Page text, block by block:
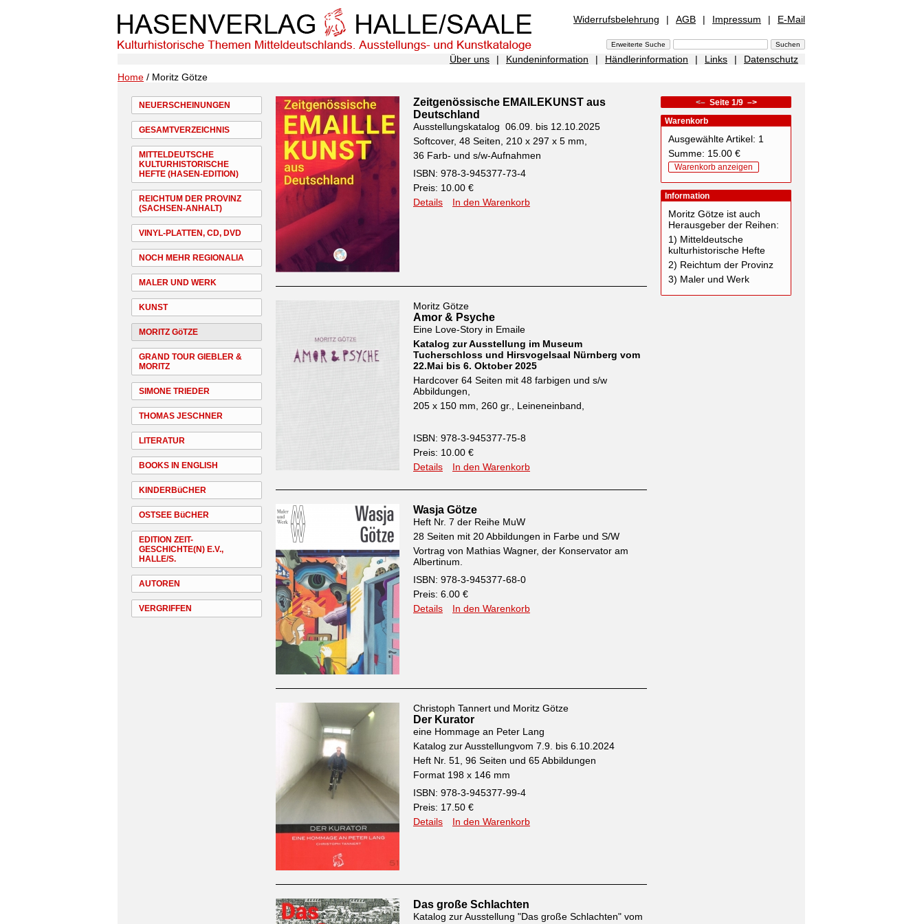
Widerrufsbelehrung | AGB | Impressum | E-Mail
Über uns | Kundeninformation | Händlerinformation | Links |
Datenschutz
Home / Moritz Götze
NEUERSCHEINUNGEN
GESAMTVERZEICHNIS
MITTELDEUTSCHE
KULTURHISTORISCHE
HEFTE (HASEN-EDITION)
REICHTUM DER PROVINZ
(SACHSEN-ANHALT)
VINYL-PLATTEN, CD, DVD
NOCH MEHR REGIONALIA
MALER UND WERK
KUNST
MORITZ GöTZE
GRAND TOUR GIEBLER &
MORITZ
SIMONE TRIEDER
THOMAS JESCHNER
LITERATUR
BOOKS IN ENGLISH
KINDERBüCHER
OSTSEE BüCHER
EDITION ZEIT-
GESCHICHTE(N) E.V.,
HALLE/S.
AUTOREN
VERGRIFFEN
Zeitgenössische EMAILEKUNST aus
Deutschland
Ausstellungskatalog 06.09. bis 12.10.2025
Softcover, 48 Seiten, 210 x 297 x 5 mm,
36 Farb- und s/w-Aufnahmen
ISBN: 978-3-945377-73-4
Preis: 10.00 €
Details
In den Warenkorb
Moritz Götze
Amor & Psyche
Eine Love-Story in Emaile
Katalog zur Ausstellung im Museum
Tucherschloss und Hirsvogelsaal Nürnberg vom
22.Mai bis 6. Oktober 2025
Hardcover 64 Seiten mit 48 farbigen und s/w
Abbildungen,
205 x 150 mm, 260 gr., Leineneinband,
ISBN: 978-3-945377-75-8
Preis: 10.00 €
Details
In den Warenkorb
Wasja Götze
Heft Nr. 7 der Reihe MuW
28 Seiten mit 20 Abbildungen in Farbe und S/W
Vortrag von Mathias Wagner, der Konservator am
Albertinum.
ISBN: 978-3-945377-68-0
Preis: 6.00 €
Details
In den Warenkorb
Christoph Tannert und Moritz Götze
Der Kurator
eine Hommage an Peter Lang
Katalog zur Ausstellungvom 7.9. bis 6.10.2024
Heft Nr. 51, 96 Seiten und 65 Abbildungen
Format 198 x 146 mm
ISBN: 978-3-945377-99-4
Preis: 17.50 €
Details
In den Warenkorb
Das große Schlachten
Katalog zur Ausstellung "Das große Schlachten" vom
<– Seite 1/9–>
Warenkorb
Ausgewählte Artikel: 1
Summe: 15.00 €
Warenkorb anzeigen
Information
Moritz Götze ist auch
Herausgeber der Reihen:
1) Mitteldeutsche
kulturhistorische Hefte
2) Reichtum der Provinz
3) Maler und Werk